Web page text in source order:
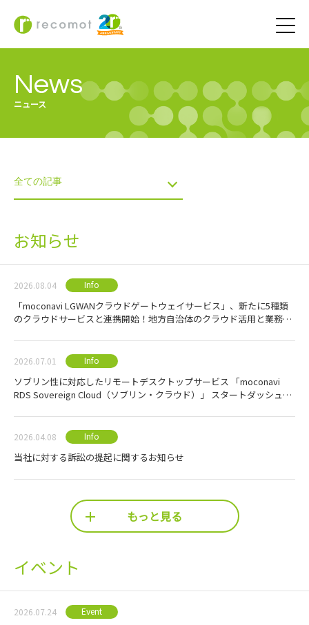
News
ニュース
お知らせ
2026.08.04 Info
「moconavi LGWANクラウドゲートウェイサービス」、新たに5種類
のクラウドサービスと連携開始！地方自治体のクラウド活用と業務効
2026.07.01 Info
ソブリン性に対応したリモートデスクトップサービス 「moconavi
RDS Sovereign Cloud（ソブリン・クラウド）」 スタートダッシュキ
2026.04.08 Info
当社に対する訴訟の提起に関するお知らせ
もっと見る
イベント
2026.07.24 Event